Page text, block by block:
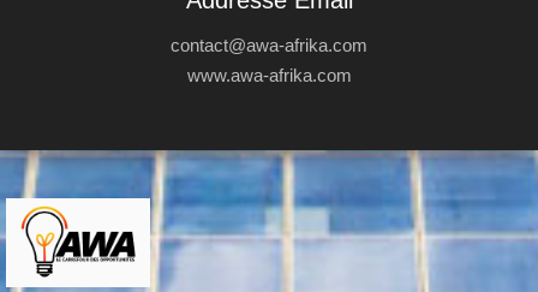
contact@awa-afrika.com
www.awa-afrika.com